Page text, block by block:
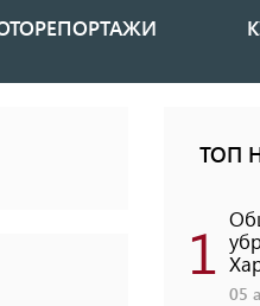
ТОП
1
05